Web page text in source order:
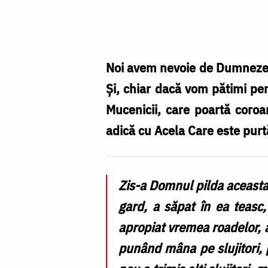
Noi avem nevoie de
Și, chiar dacă vom pătimi
Mucenicii, care poartă
adică cu Acela Care este
Zis-a Domnul pilda
gard, a săpat în ea
apropiat vremea
punând mâna pe